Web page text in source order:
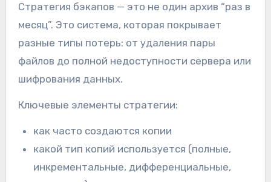
Стратегия бэкапов — это не один архив “раз в
месяц”. Это система, которая покрывает
разные типы потерь: от удаления пары
файлов до полной недоступности сервера или
шифрования данных.
Ключевые элементы стратегии:
как часто создаются копии
какой тип копий используется (полные,
инкрементальные, дифференциальные,